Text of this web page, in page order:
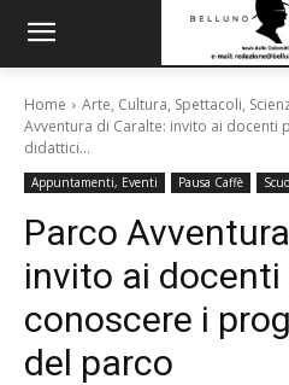
Home Arte, Cultura, Spettacoli,
Avventura di Caralte: invito ai docenti
didattici...
Appuntamenti, Eventi Pausa Caffè
Parco
invito ai docenti
conoscere i
del parco